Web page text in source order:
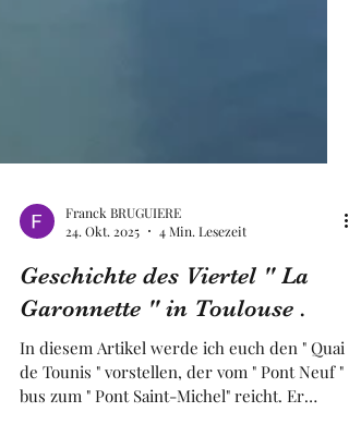
24. Okt. 2025
4 Min. Lesezeit
Geschichte des Viertel " La
Garonnette " in Toulouse .
In diesem Artikel werde ich euch den " Quai